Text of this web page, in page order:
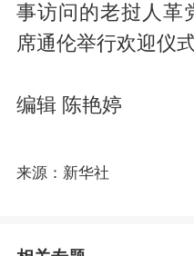
事访问的老挝人革
席通伦举行欢迎仪式
编辑 陈艳婷
来源：新华社